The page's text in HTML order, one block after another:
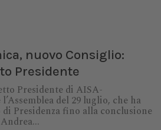
nuovo Consiglio:
Presidente
Presidente di AISA-
del 29 luglio, che ha
Presidenza fino alla conclusione